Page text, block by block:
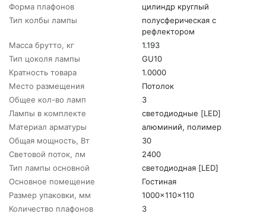
Форма плафонов
цилиндр круглый
Тип колбы лампы
полусферическая с
рефлектором
Масса брутто, кг
1.193
Тип цоколя лампы
GU10
Кратность товара
1.0000
Место размещения
Потолок
Общее кол-во ламп
3
Лампы в комплекте
светодиодные [LED]
Материал арматуры
алюминий, полимер
Общая мощность, Вт
30
Световой поток, лм
2400
Тип лампы основной
светодиодная [LED]
Основное помещение
Гостиная
Размер упаковки, мм
1000x110x110
Количество плафонов
3